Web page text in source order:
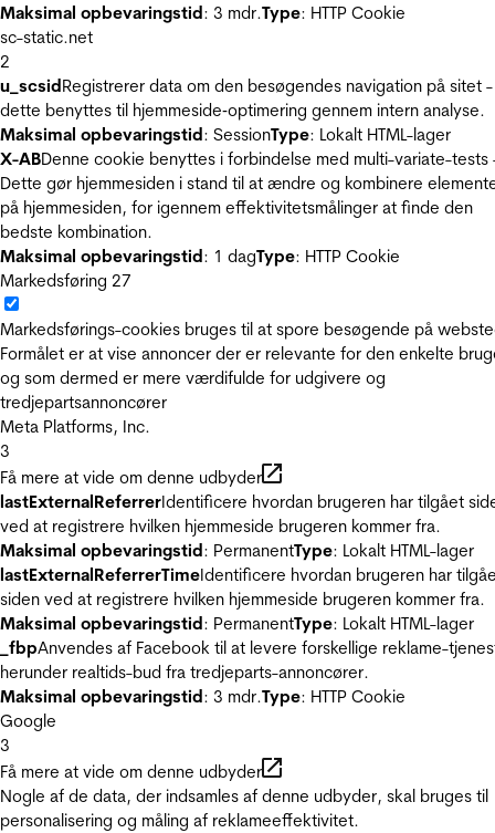
Maksimal opbevaringstid: 3 mdr.Type: HTTP Cookie
sc-static.net
2
u_scsidRegistrerer data om den besøgendes navigation på sitet -
dette benyttes til hjemmeside‐optimering gennem intern analyse.
Maksimal opbevaringstid: SessionType: Lokalt HTML-lager
X-ABDenne cookie benyttes i forbindelse med multi-variate-tests
Dette gør hjemmesiden i stand til at ændre og kombinere
på hjemmesiden, for igennem effektivitetsmålinger at finde den
bedste kombination.
Maksimal opbevaringstid: 1 dagType: HTTP Cookie
Markedsføring 27
Markedsførings-cookies bruges til at spore besøgende på
Formålet er at vise annoncer der er relevante for den enkelte
og som dermed er mere værdifulde for udgivere og
tredjepartsannoncører
Meta Platforms, Inc.
3
Få mere at vide om denne udbyder
lastExternalReferrerIdentificere hvordan brugeren har tilgået
ved at registrere hvilken hjemmeside brugeren kommer fra.
Maksimal opbevaringstid: PermanentType: Lokalt HTML-lager
lastExternalReferrerTimeIdentificere hvordan brugeren har
siden ved at registrere hvilken hjemmeside brugeren kommer fra.
Maksimal opbevaringstid: PermanentType: Lokalt HTML-lager
_fbpAnvendes af Facebook til at levere forskellige reklame-
herunder realtids-bud fra tredjeparts-annoncører.
Maksimal opbevaringstid: 3 mdr.Type: HTTP Cookie
Google
3
Få mere at vide om denne udbyder
Nogle af de data, der indsamles af denne udbyder, skal bruges til
personalisering og måling af reklameeffektivitet.